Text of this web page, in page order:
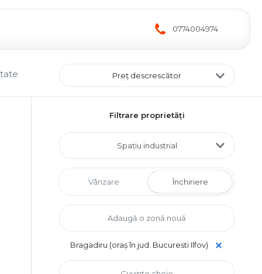
0774004974
Preț descrescător
Filtrare proprietăți
Spațiu industrial
Vânzare Închiriere
Bragadiru (oraș în jud. Bucuresti Ilfov)